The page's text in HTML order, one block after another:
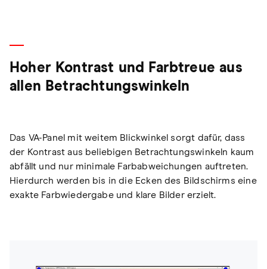
Hoher Kontrast und Farbtreue aus
allen Betrachtungswinkeln
Das VA-Panel mit weitem Blickwinkel sorgt dafür, dass
der Kontrast aus beliebigen Betrachtungswinkeln kaum
abfällt und nur minimale Farbabweichungen auftreten.
Hierdurch werden bis in die Ecken des Bildschirms eine
exakte Farbwiedergabe und klare Bilder erzielt.